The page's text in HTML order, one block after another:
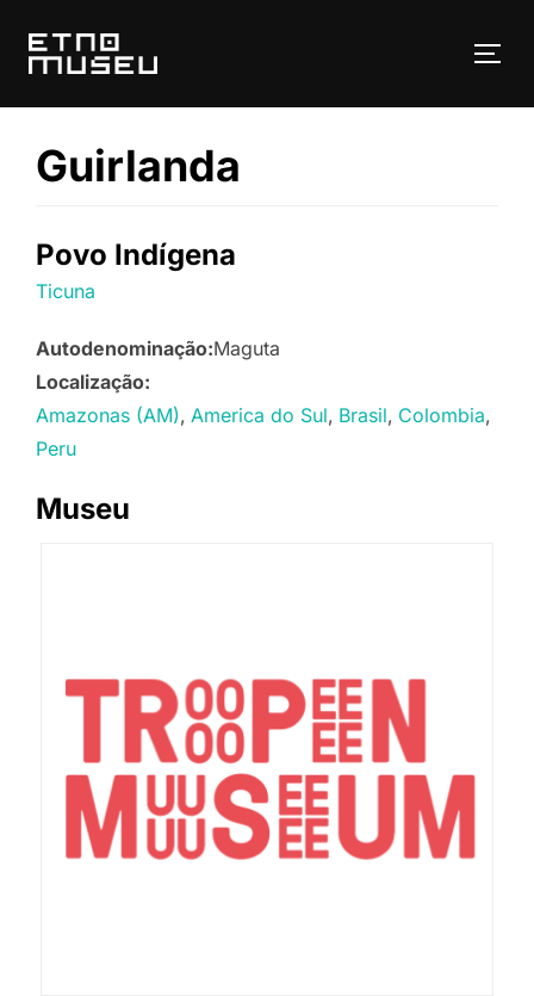
para
Guirlanda
Povo Indígena
Ticuna
Autodenominação:Maguta
Localização:
Amazonas (AM) America do Sul Brasil Colombia
Peru
Museu